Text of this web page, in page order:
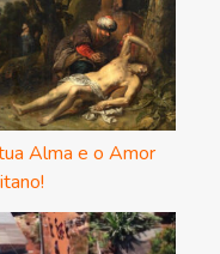
Alma e o Amor